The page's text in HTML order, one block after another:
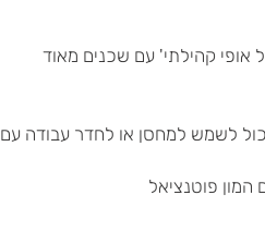
אופי קהילתי' עם שכנים מאוד
שיכול לשמש למחסן או לחדר עבודה עם